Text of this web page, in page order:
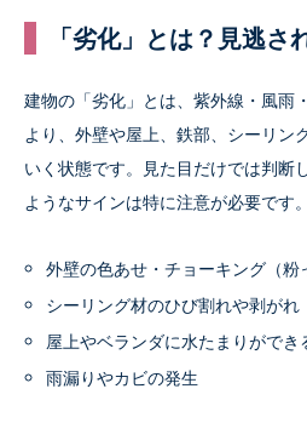
「劣化」とは？見逃
建物の「劣化」とは、紫外線・風雨
より、外壁や屋上、鉄部、シーリン
いく状態です。見た目だけでは判断
ようなサインは特に注意が必要です。
外壁の色あせ・チョーキング（粉
シーリング材のひび割れや剥がれ
屋上やベランダに水たまりができ
雨漏りやカビの発生